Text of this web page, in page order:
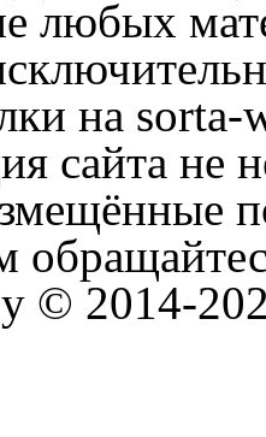
любых
на
сайта не
© 2014-